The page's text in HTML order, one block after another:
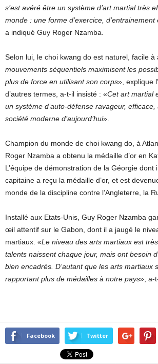
s’est avéré être un système d’art martial très
monde : une forme d’exercice, d’entrainement
a indiqué Guy Roger Nzamba.
Selon lui, le choi kwang do est naturel, facile à
mouvements séquentiels maximisent les
plus de force en utilisant son corps», explique
d’autres termes, a-t-il insisté : «Cet art martial
un système d’auto-défense ravageur,
société moderne d’aujourd’hui».
Champion du monde de choi kwang do, à
Roger Nzamba a obtenu la médaille d’or en
L’équipe de démonstration de la Géorgie dont
capitaine a reçu la médaille d’or, et est
monde de la discipline contre l’Angleterre, la
Installé aux Etats-Unis, Guy Roger Nzamba
œil attentif sur le Gabon, dont il a jaugé le
martiaux. «Le niveau des arts martiaux est
talents naissent chaque jour, mais ont besoin
bien encadrés. D’autant que les arts martiaux
rapportant plus de médailles à notre pays», a-
Facebook Twitter